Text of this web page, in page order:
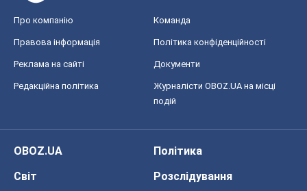
Про компанію Команда
Правова інформація Політика конфіденційності
Реклама на сайті Документи
Редакційна політика
Журналісти OBOZ.UA на місці
подій
OBOZ.UA
Політика
Світ
Розслідування